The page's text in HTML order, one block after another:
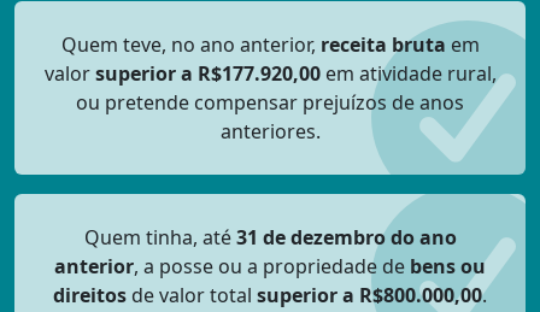
Quem teve, no ano anterior, receita bruta em
valorsuperior a R$177.920,00em atividade rural,
ou pretende compensar prejuízos de anos
anteriores.
Quem tinha, até31 de dezembro do ano
anterior, a posse ou a propriedade de bens ou
direitos de valor total superior a R$800.000,00.